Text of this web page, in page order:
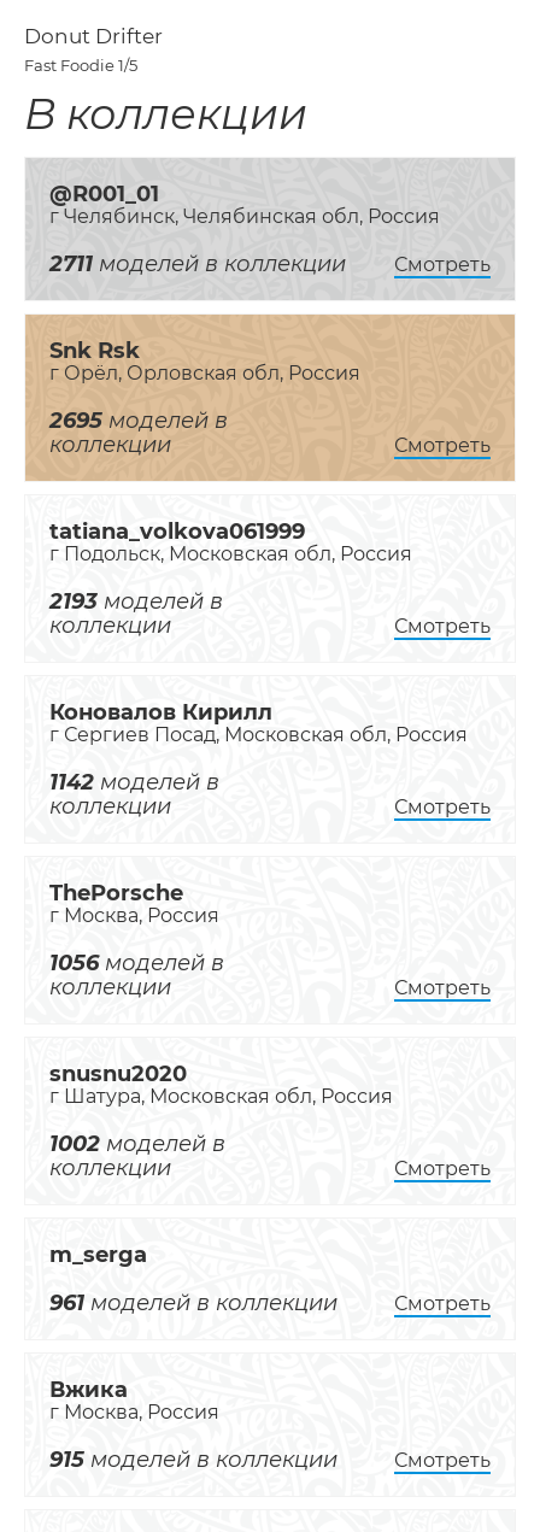
Donut Drifter
Fast Foodie1/5
В коллекции
@R001_01
г Челябинск, Челябинская обл, Россия
2711 моделей в коллекции Смотреть
Snk Rsk
г Орёл, Орловская обл, Россия
2695 моделей в
коллекции
Смотреть
tatiana_volkova061999
г Подольск, Московская обл, Россия
2193 моделей в
коллекции
Смотреть
Коновалов Кирилл
г Сергиев Посад, Московская обл, Россия
1142 моделей в
коллекции
Смотреть
ThePorsche
г Москва, Россия
1056моделей в
коллекции
Смотреть
snusnu2020
г Шатура, Московская обл, Россия
1002 моделей в
коллекции
Смотреть
m_serga
961 моделей в коллекции Смотреть
Вжика
г Москва, Россия
915 моделей в коллекции Смотреть